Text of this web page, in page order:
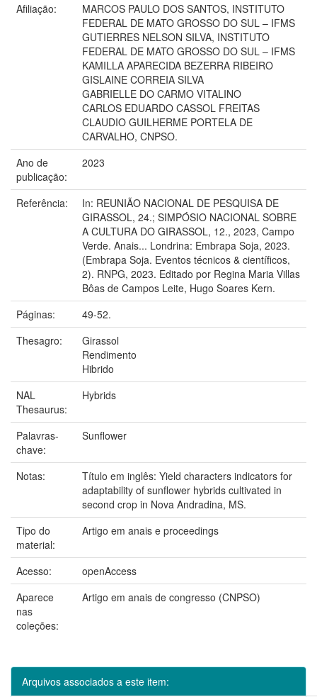
Afiliação:
MARCOS PAULO DOS SANTOS, INSTITUTO
FEDERAL DE MATO GROSSO DO SUL – IFMS
GUTIERRES NELSON SILVA, INSTITUTO
FEDERAL DE MATO GROSSO DO SUL – IFMS
KAMILLA APARECIDA BEZERRA RIBEIRO
GISLAINE CORREIA SILVA
GABRIELLE DO CARMO VITALINO
CARLOS EDUARDO CASSOL FREITAS
CLAUDIO GUILHERME PORTELA DE
CARVALHO, CNPSO.
Ano de
publicação:
2023
Referência:
In: REUNIÃO NACIONAL DE PESQUISA DE
GIRASSOL, 24.; SIMPÓSIO NACIONAL SOBRE
A CULTURA DO GIRASSOL, 12., 2023, Campo
Verde. Anais... Londrina: Embrapa Soja, 2023.
(Embrapa Soja. Eventos técnicos & científicos,
2). RNPG, 2023. Editado por Regina Maria Villas
Bôas de Campos Leite, Hugo Soares Kern.
Páginas:
49-52.
Thesagro:
Girassol
Rendimento
Hibrido
NAL
Thesaurus:
Hybrids
Palavras-
chave:
Sunflower
Notas:
Título em inglês: Yield characters indicators for
adaptability of sunflower hybrids cultivated in
second crop in Nova Andradina, MS.
Tipo do
material:
Artigo em anais e proceedings
Acesso:
openAccess
Aparece
nas
coleções:
Artigo em anais de congresso (CNPSO)
Arquivos associados a este item: